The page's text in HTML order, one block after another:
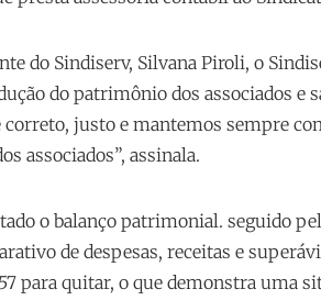
do Sindiserv, Silvana Piroli, o
do patrimônio dos associados e
correto, justo e mantemos sempre
associados”, assinala.
o balanço patrimonial. seguido
de despesas, receitas e
para quitar, o que demonstra uma